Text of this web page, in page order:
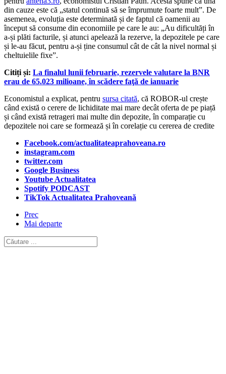
din cauze este că „statul continuă să se împrumute foarte mult”. De
asemenea, evoluția este determinată și de faptul că oamenii au
început să consume din economiile pe care le au: „Au dificultăți în
a-și plăti facturile, și atunci apelează la rezerve, la depozitele pe care
și le-au făcut, pentru a-și ține consumul cât de cât la nivel normal și
cheltuielile fixe”.
Citiți și: La finalul lunii februarie, rezervele valutare la BNR
erau de 65.023 milioane, în scădere faţă de ianuarie
Economistul a explicat, pentru sursa citată, că ROBOR-ul crește
când există o cerere de lichiditate mai mare decât oferta de pe piață
și când există retrageri mai multe din depozite, în comparație cu
depozitele noi care se formează și în corelație cu cererea de credite
Facebook.com/actualitateaprahoveana.ro
instagram.com
twitter.com
Google Business
Youtube Actualitatea
Spotify PODCAST
TikTok Actualitatea Prahoveană
Prec
Mai departe